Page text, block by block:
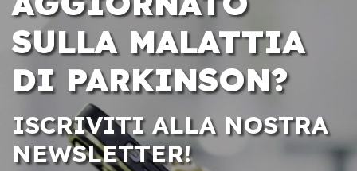
SULLA MALATTIA
DI PARKINSON?
ISCRIVITI ALLA NOSTRA
NEWSLETTER!